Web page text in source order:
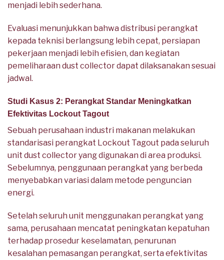
menjadi lebih sederhana.
Evaluasi menunjukkan bahwa distribusi perangkat
kepada teknisi berlangsung lebih cepat, persiapan
pekerjaan menjadi lebih efisien, dan kegiatan
pemeliharaan dust collector dapat dilaksanakan sesuai
jadwal.
Studi Kasus 2: Perangkat Standar Meningkatkan
Efektivitas Lockout Tagout
Sebuah perusahaan industri makanan melakukan
standarisasi perangkat Lockout Tagout pada seluruh
unit dust collector yang digunakan di area produksi.
Sebelumnya, penggunaan perangkat yang berbeda
menyebabkan variasi dalam metode penguncian
energi.
Setelah seluruh unit menggunakan perangkat yang
sama, perusahaan mencatat peningkatan kepatuhan
terhadap prosedur keselamatan, penurunan
kesalahan pemasangan perangkat, serta efektivitas